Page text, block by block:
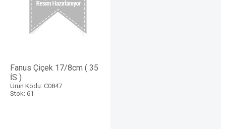
Fanus Çiçek 17/8cm ( 35
İS )
Ürün Kodu: C0847
Stok: 61